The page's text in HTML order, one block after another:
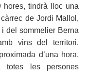
hores, tindrà lloc una
de Jordi Mallol,
del sommelier Berna
vins del territori.
d’una hora,
les persones